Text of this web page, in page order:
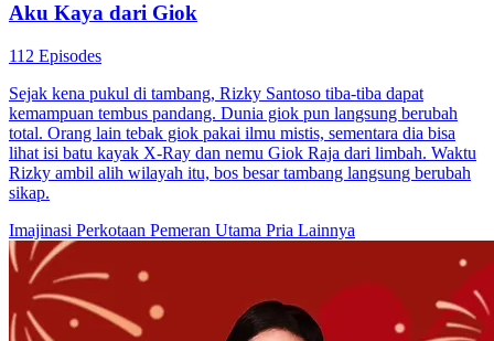
Anak CEO yang Lupa Ingatan